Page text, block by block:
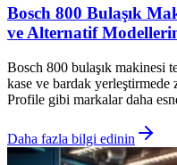
Bosch 800 Bulaşık
ve Alternatif
Bosch 800 bulaşık makinesi
kase ve bardak
Profile gibi markalar daha
Daha fazla bilgi edinin